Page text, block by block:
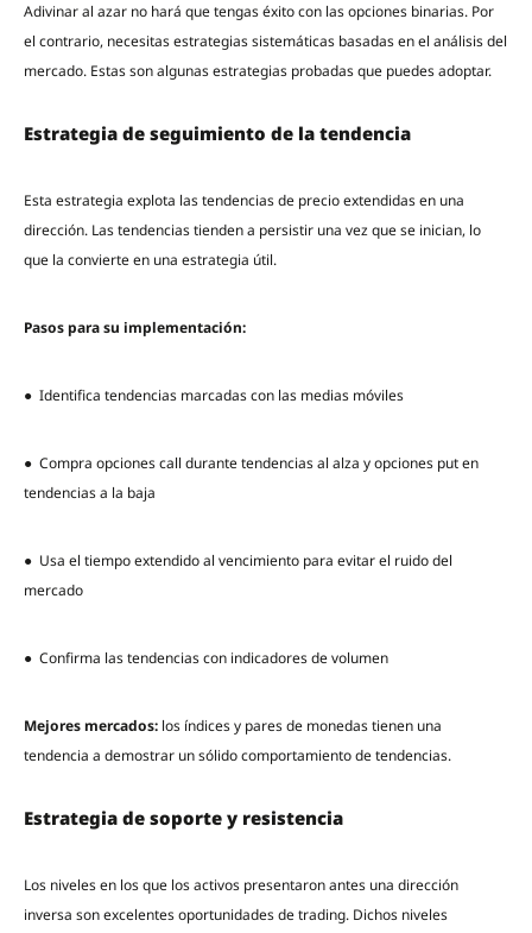
Adivinar al azar no hará que tengas éxito con las opciones binarias. Por
el contrario, necesitas estrategias sistemáticas basadas en el análisis del
mercado. Estas son algunas estrategias probadas que puedes adoptar.
Estrategia de seguimiento de la tendencia
Esta estrategia explota las tendencias de precio extendidas en una
dirección. Las tendencias tienden a persistir una vez que se inician, lo
que la convierte en una estrategia útil.
Pasos para su implementación:
● Identifica tendencias marcadas con las medias móviles
● Compra opciones call durante tendencias al alza y opciones put en
tendencias a la baja
● Usa el tiempo extendido al vencimiento para evitar el ruido del
mercado
● Confirma las tendencias con indicadores de volumen
Mejores mercados: los índices y pares de monedas tienen una
tendencia a demostrar un sólido comportamiento de tendencias.
Estrategia de soporte y resistencia
Los niveles en los que los activos presentaron antes una dirección
inversa son excelentes oportunidades de trading. Dichos niveles